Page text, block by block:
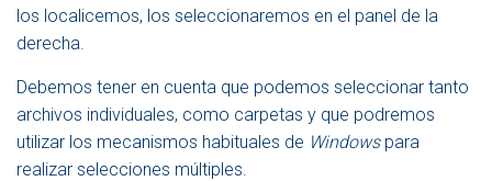
los localicemos, los seleccionaremos en el panel de la
derecha.
Debemos tener en cuenta que podemos seleccionar tanto
archivos individuales, como carpetas y que podremos
utilizar los mecanismos habituales de Windowspara
realizar selecciones múltiples.